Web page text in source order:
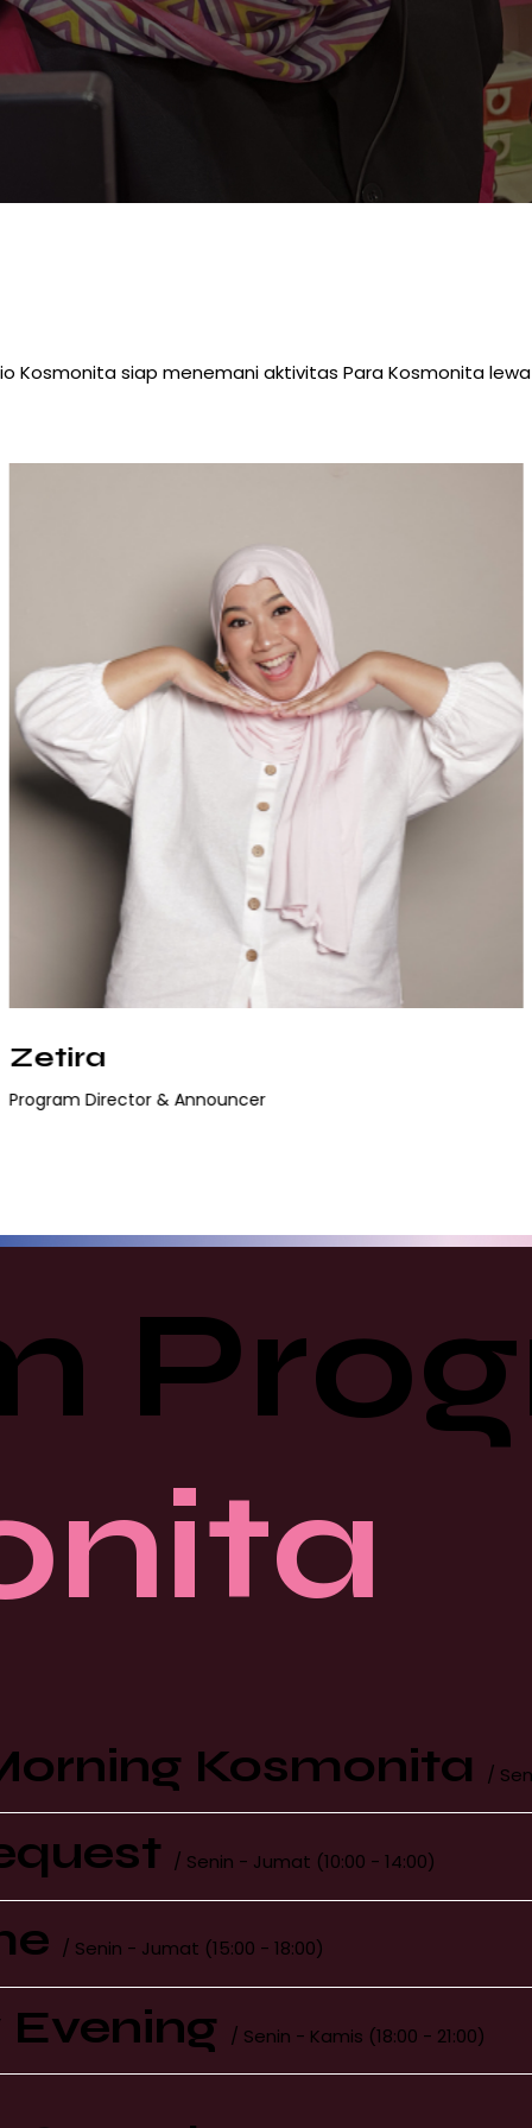
Kosmonita siap menemani aktivitas Para Kosmonita
Zetira
Program Director & Announcer
Kosmonita /
/ Senin - Jumat (10:00 - 14:00)
/ Senin - Jumat (15:00 - 18:00)
/ Senin - Kamis (18:00 - 21:00)